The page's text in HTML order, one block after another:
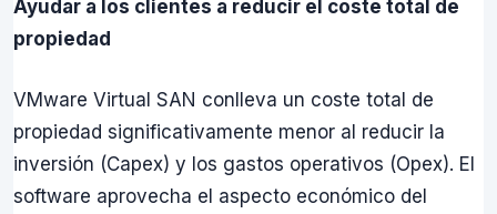
Ayudar a los clientes a reducir el coste total de
propiedad
VMware Virtual SAN conlleva un coste total de
propiedad significativamente menor al reducir la
inversión (Capex) y los gastos operativos (Opex). El
software aprovecha el aspecto económico del